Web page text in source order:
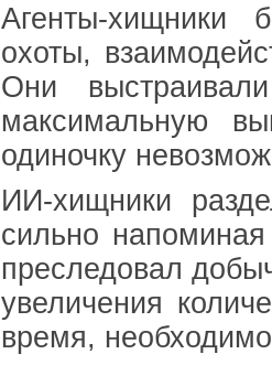
Агенты-хищники
охоты,
Они
максимальную
одиночку
ИИ-хищники
сильно
преследовал
увеличения
время,